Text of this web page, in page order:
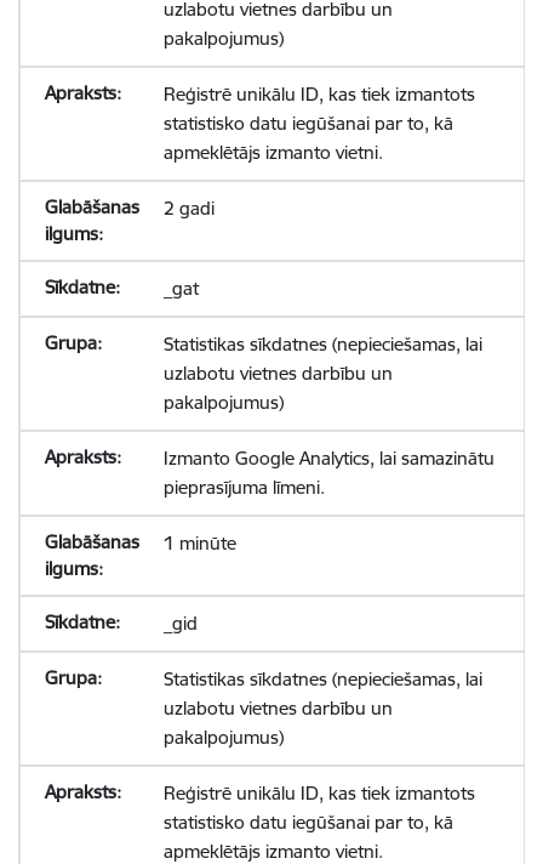
uzlabotu vietnes darbību un
pakalpojumus)
Reģistrē unikālu ID, kas tiek izmantots
statistisko datu iegūšanai par to, kā
apmeklētājs izmanto vietni.
2 gadi
_gat
Statistikas sīkdatnes (nepieciešamas, lai
uzlabotu vietnes darbību un
pakalpojumus)
Izmanto Google Analytics, lai samazinātu
pieprasījuma līmeni.
1 minūte
_gid
Statistikas sīkdatnes (nepieciešamas, lai
uzlabotu vietnes darbību un
pakalpojumus)
Reģistrē unikālu ID, kas tiek izmantots
statistisko datu iegūšanai par to, kā
apmeklētājs izmanto vietni.